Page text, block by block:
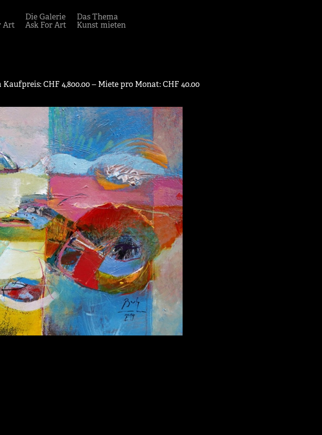
Art
Die Galerie
Ask For Art
Das Thema
Kunst mieten
CHF 4,800.00 ‒ Miete pro Monat: CHF 40.00